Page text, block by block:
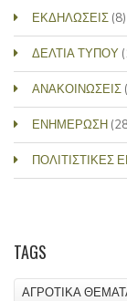
ΕΚΔΗΛΩΣΕΙΣ (8)
ΔΕΛΤΙΑ ΤΥΠΟΥ
ΑΝΑΚΟΙΝΩΣΕΙΣ
ΕΝΗΜΕΡΩΣΗ
ΠΟΛΙΤΙΣΤΙΚΕΣ
TAGS
ΑΓΡΟΤΙΚΑ